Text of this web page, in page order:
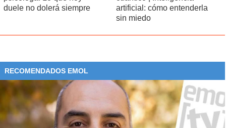
duele no dolerá siempre
artificial: cómo entenderla
sin miedo
RECOMENDADOS EMOL